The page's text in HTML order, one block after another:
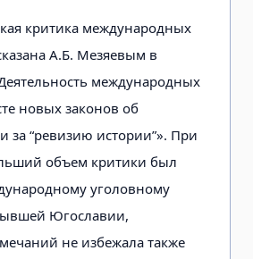
критика международных
А.Б. Мезяевым в
международных
новых законов об
за “ревизию истории”». При
объем критики был
уголовному
Югославии,
не избежала также